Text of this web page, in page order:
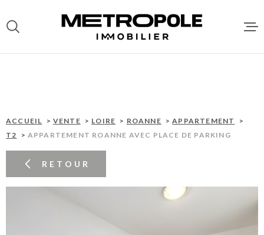
au
menu
au
contenu
VENTES
ACCUEIL VENTE LOIRE ROANNE
APPARTEMENT
T2
APPARTEMENT ROANNE AVEC PLACE DE PARKING
RETOUR